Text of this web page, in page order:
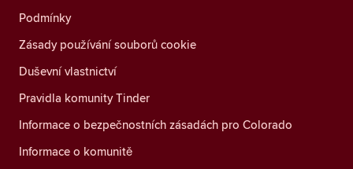
Podmínky
Zásady používání souborů cookie
Duševní vlastnictví
Pravidla komunity Tinder
Informace o bezpečnostních zásadách pro Colorado
Informace o komunitě